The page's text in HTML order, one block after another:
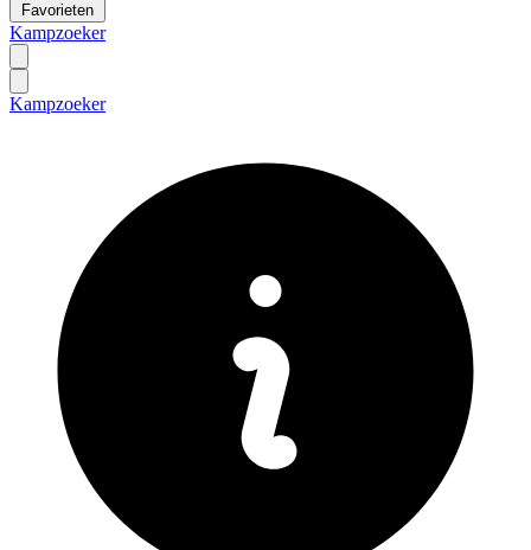
Favorieten
Kampzoeker
Kampzoeker